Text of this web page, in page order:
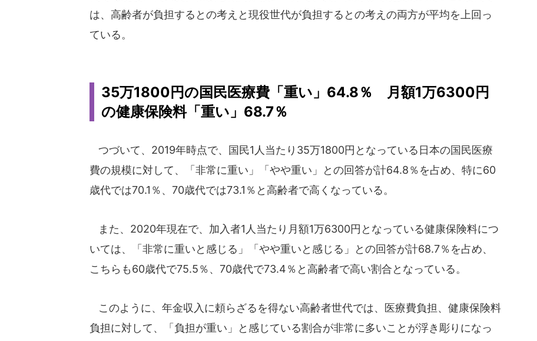
は、高齢者が負担するとの考えと現役世代が負担するとの考えの両方が平均を上回っ
ている。
35万1800円の国民医療費「重い」64.8％ 月額1万6300円
の健康保険料「重い」68.7％
つづいて、2019年時点で、国民1人当たり35万1800円となっている日本の国民医療
費の規模に対して、「非常に重い」「やや重い」との回答が計64.8％を占め、特に60
歳代では70.1％、70歳代では73.1％と高齢者で高くなっている。
また、2020年現在で、加入者1人当たり月額1万6300円となっている健康保険料につ
いては、「非常に重いと感じる」「やや重いと感じる」との回答が計68.7％を占め、
こちらも60歳代で75.5％、70歳代で73.4％と高齢者で高い割合となっている。
このように、年金収入に頼らざるを得ない高齢者世代では、医療費負担、健康保険料
負担に対して、「負担が重い」と感じている割合が非常に多いことが浮き彫りになっ